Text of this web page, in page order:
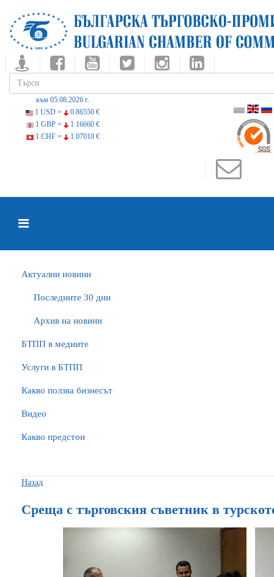
към 05.08.2026 г.
1 USD =
0.86550 €
1 GBP =
1.16660 €
1 CHF =
1.07010 €
Актуални новини
Последните 30 дни
Архив на новини
БTПП в медиите
Услуги в БТПП
Какво ползва бизнесът
Видео
Какво предстои
Назад
Среща с търговския съветник в